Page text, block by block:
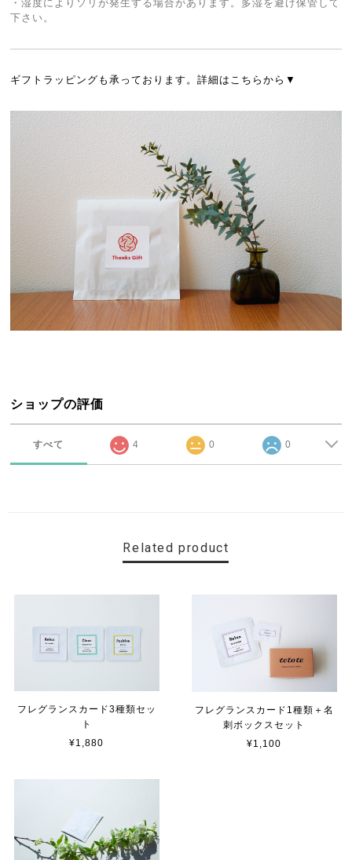
・湿度によりソリが発生する場合があります。多湿を避け保管して
下さい。
ギフトラッピングも承っております。詳細はこちらから▼
ショップの評価
すべて 4 0 0
Related product
フレグランスカード3種類セッ
ト
¥1,880
フレグランスカード1種類＋名
刺ボックスセット
¥1,100